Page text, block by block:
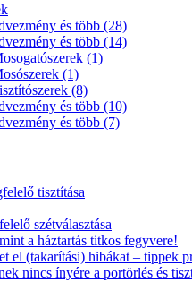
és több (28)
és több (14)
(1)
(1)
(8)
és több (10)
és több (7)
tisztítása
szétválasztása
a háztartás titkos fegyvere!
el (takarítási) hibákat – tippek
nincs ínyére a portörlés és